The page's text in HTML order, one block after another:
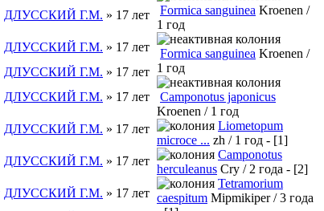
ДЛУССКИЙ Г.М. » 17 лет
ДЛУССКИЙ Г.М. » 17 лет
ДЛУССКИЙ Г.М. » 17 лет
ДЛУССКИЙ Г.М. » 17 лет
ДЛУССКИЙ Г.М. » 17 лет
ДЛУССКИЙ Г.М. » 17 лет
ДЛУССКИЙ Г.М. » 17 лет
Formica sanguinea Kroenen /
1 год
Formica sanguinea Kroenen /
1 год
Camponotus japonicus
Kroenen / 1 год
Liometopum
microce ... zh / 1 год - [1]
Camponotus
herculeanus Cry / 2 года - [2]
Tetramorium
caespitum Mipmikiper / 3 года